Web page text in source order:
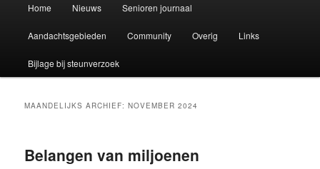
Home Nieuws Senioren journaal
Aandachtsgebieden Community Overig Links
Bijlage bij steunverzoek
MAANDELIJKS ARCHIEF:NOVEMBER 2024
Belangen van miljoenen